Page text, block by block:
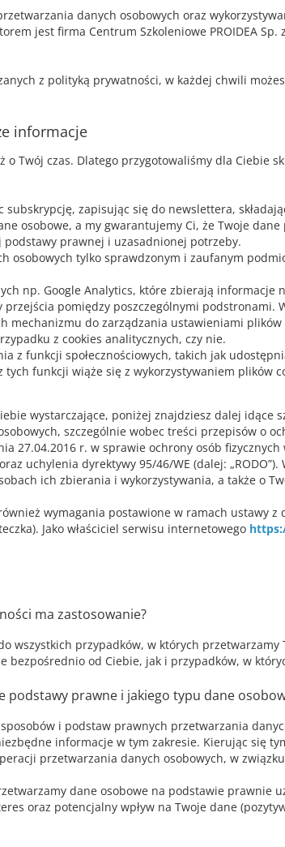
danych osobowych oraz
jest firma Centrum Szkoleniowe PROIDEA Sp.
z polityką prywatności, w każdej chwili
informacje
o Twój czas. Dlatego przygotowaliśmy dla Ciebie
subskrypcję, zapisując się do newslettera,
osobowe, a my gwarantujemy Ci, że Twoje
prawnej i uzasadnionej potrzeby.
osobowych tylko sprawdzonym i zaufanym
np. Google Analytics, które zbierają
przejścia pomiędzy poszczególnymi podstronami.
mechanizmu do zarządzania ustawieniami
z cookies analitycznych, czy nie.
z funkcji społecznościowych, takich jak
tych funkcji wiąże się z wykorzystywaniem plików
wystarczające, poniżej znajdziesz dalej idące
szczególnie wobec treści przepisów o
27.04.2016 r. w sprawie ochrony osób
uchylenia dyrektywy 95/46/WE (dalej:
ich zbierania i wykorzystywania, a także o
wymagania postawione w ramach ustawy
Jako właściciel serwisu internetowego
ma zastosowanie?
wszystkich przypadków, w których
bezpośrednio od Ciebie, jak i przypadków, w
podstawy prawne i jakiego typu dane
i podstaw prawnych przetwarzania
informacje w tym zakresie. Kierując się
przetwarzania danych osobowych, w
dane osobowe na podstawie prawnie
oraz potencjalny wpływ na Twoje dane